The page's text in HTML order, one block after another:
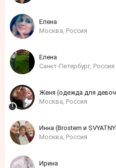
Елена
Москва, Россия
Елена
Санкт-Петербург, Россия
Женя (одежда для
Москва, Россия
Инна (Brostem и
Москва, Россия
Ирина